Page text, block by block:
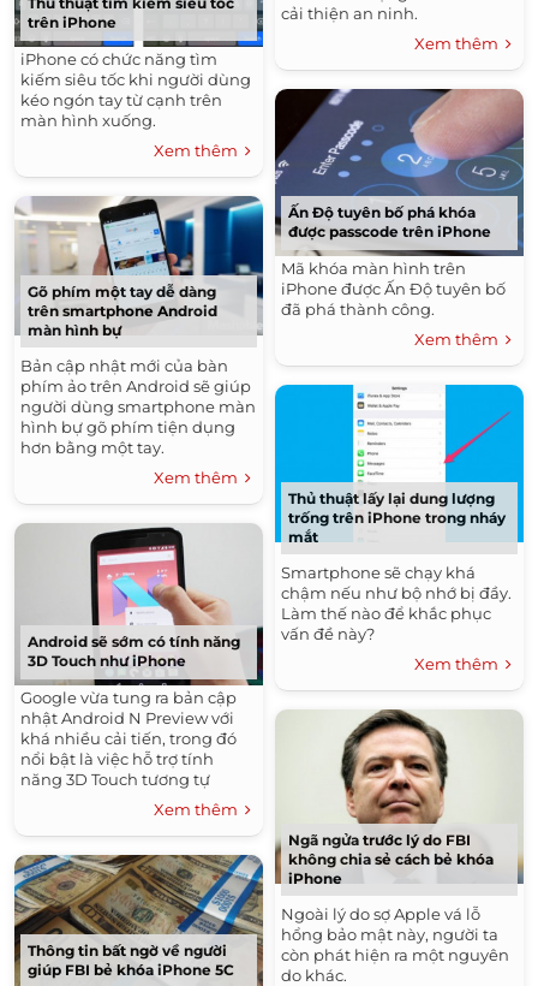
trên iPhone
iPhone có chức năng tìm
kiếm siêu tốc khi người dùng
kéo ngón tay từ cạnh trên
màn hình xuống.
Xem thêm
Gõ phím một tay dễ dàng
trên smartphone Android
màn hình bự
Bản cập nhật mới của bàn
phím ảo trên Android sẽ giúp
người dùng smartphone màn
hình bự gõ phím tiện dụng
hơn bằng một tay.
Xem thêm
Android sẽ sớm có tính năng
3D Touch như iPhone
Google vừa tung ra bản cập
nhật Android N Preview với
khá nhiều cải tiến, trong đó
nổi bật là việc hỗ trợ tính
năng 3D Touch tương tự
Xem thêm
Thông tin bất ngờ về người
giúp FBI bẻ khóa iPhone 5C
cải thiện an ninh.
Xem thêm
Ấn Độ tuyên bố phá khóa
được passcode trên iPhone
Mã khóa màn hình trên
iPhone được Ấn Độ tuyên bố
đã phá thành công.
Xem thêm
Thủ thuật lấy lại dung lượng
trống trên iPhone trong nháy
mắt
Smartphone sẽ chạy khá
chậm nếu như bộ nhớ bị đầy.
Làm thế nào để khắc phục
vấn đề này?
Xem thêm
Ngã ngửa trước lý do FBI
không chia sẻ cách bẻ khóa
iPhone
Ngoài lý do sợ Apple vá lỗ
hổng bảo mật này, người ta
còn phát hiện ra một nguyên
do khác.